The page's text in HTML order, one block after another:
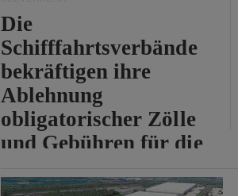
Die
Schifffahrtsverbände
bekräftigen ihre
Ablehnung
obligatorischer Zölle
und Gebühren für die
von Hormuz.